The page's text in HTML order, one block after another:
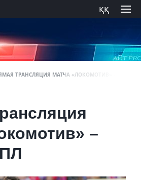
ққ
ТРАНСЛЯЦИЯ МАТЧА «ЛОКОМОТИВ» – ЦСКА В
–